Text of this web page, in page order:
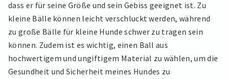
dass er für seine Größe und sein Gebiss geeignet ist. Zu
kleine Bälle können leicht verschluckt werden, während
zu große Bälle für kleine Hunde schwer zu tragen sein
können. Zudem ist es wichtig, einen Ball aus
hochwertigem und ungiftigem Material zu wählen, um die
Gesundheit und Sicherheit meines Hundes zu